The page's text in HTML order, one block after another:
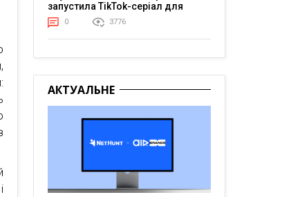
запустила TikTok-серіал для
молоді
0 3776
АКТУАЛЬНЕ